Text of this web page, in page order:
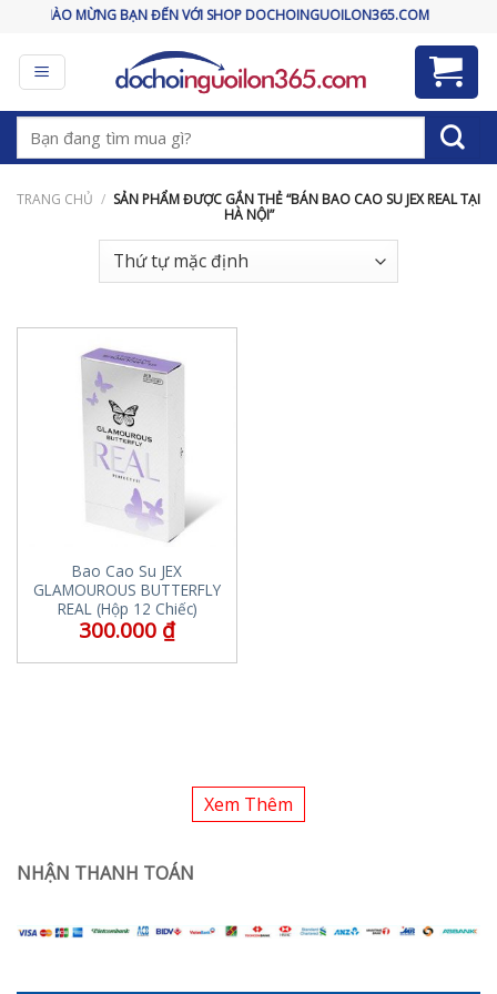
content
CHÀO MỪNG BẠN ĐẾN VỚI SHOP DOCHOINGUOILON365.COM
Tìm
kiếm:
TRANG CHỦ / SẢN PHẨM ĐƯỢC GẮN THẺ “BÁN BAO CAO SU JEX REAL TẠI
HÀ NỘI”
Bao Cao Su JEX
GLAMOUROUS BUTTERFLY
REAL (Hộp 12 Chiếc)
300.000 ₫
Xem Thêm
NHẬN THANH TOÁN